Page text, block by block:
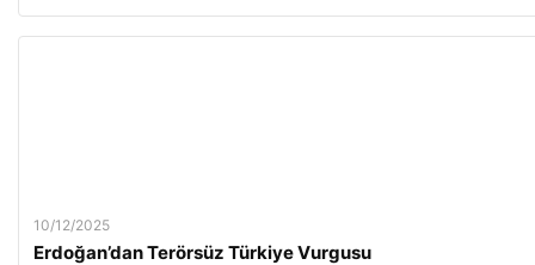
10/12/2025
Erdoğan’dan Terörsüz Türkiye Vurgusu